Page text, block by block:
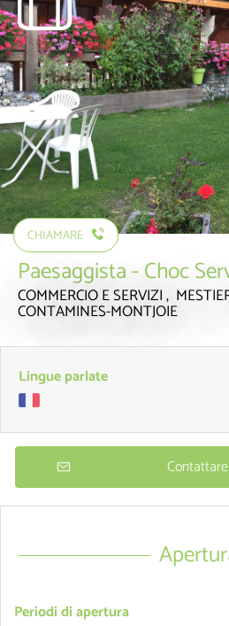
CHIAMARE
Paesaggista - Choc
COMMERCIO E SERVIZI ,
CONTAMINES-MONTJOIE
Lingue parlate
Periodi di apertura